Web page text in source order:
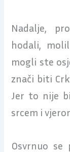
Nadalje,
hodali,
mogli ste
znači biti
Jer to nije
srcem i
Osvrnuo